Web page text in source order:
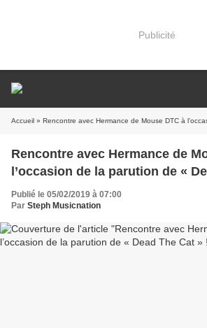
Publicité
Accueil » Rencontre avec Hermance de Mouse DTC à l’occasion de
Rencontre avec Hermance de
l’occasion de la parution de «
Publié le 05/02/2019 à 07:00
Par Steph Musicnation